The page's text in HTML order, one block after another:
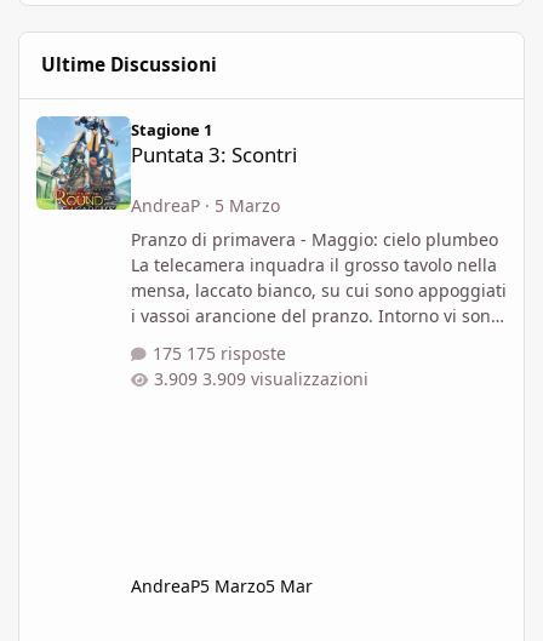
Ultime Discussioni
Stagione 1
Puntata 3: Scontri
AndreaP· 5 Marzo
Pranzo di primavera - Maggio: cielo plumbeo
La telecamera inquadra il grosso tavolo nella
mensa, laccato bianco, su cui sono appoggiati
i vassoi arancione del pranzo. Intorno vi sono
loro si è aggiunta Laudine La telecamera si
sposta sull'orologio digitale con data che
175 risposte
3.909 visualizzazioni
AndreaP5 Marzo5 Mar